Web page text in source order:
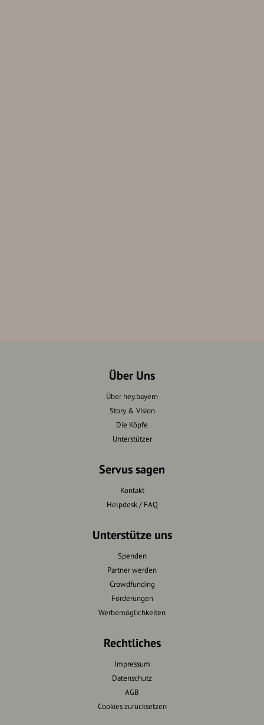
Über Uns
Über hey.bayern
Story & Vision
Die Köpfe
Unterstützer
Servus sagen
Kontakt
Helpdesk / FAQ
Unterstütze uns
Spenden
Partner werden
Crowdfunding
Förderungen
Werbemöglichkeiten
Rechtliches
Impressum
Datenschutz
AGB
Cookies zurücksetzen